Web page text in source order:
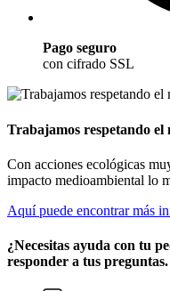
Pago seguro
con cifrado SSL
Trabajamos respetando el
Con acciones ecológicas
impacto medioambiental lo
Aquí puede encontrar más
¿Necesitas ayuda con tu
responder a tus preguntas.